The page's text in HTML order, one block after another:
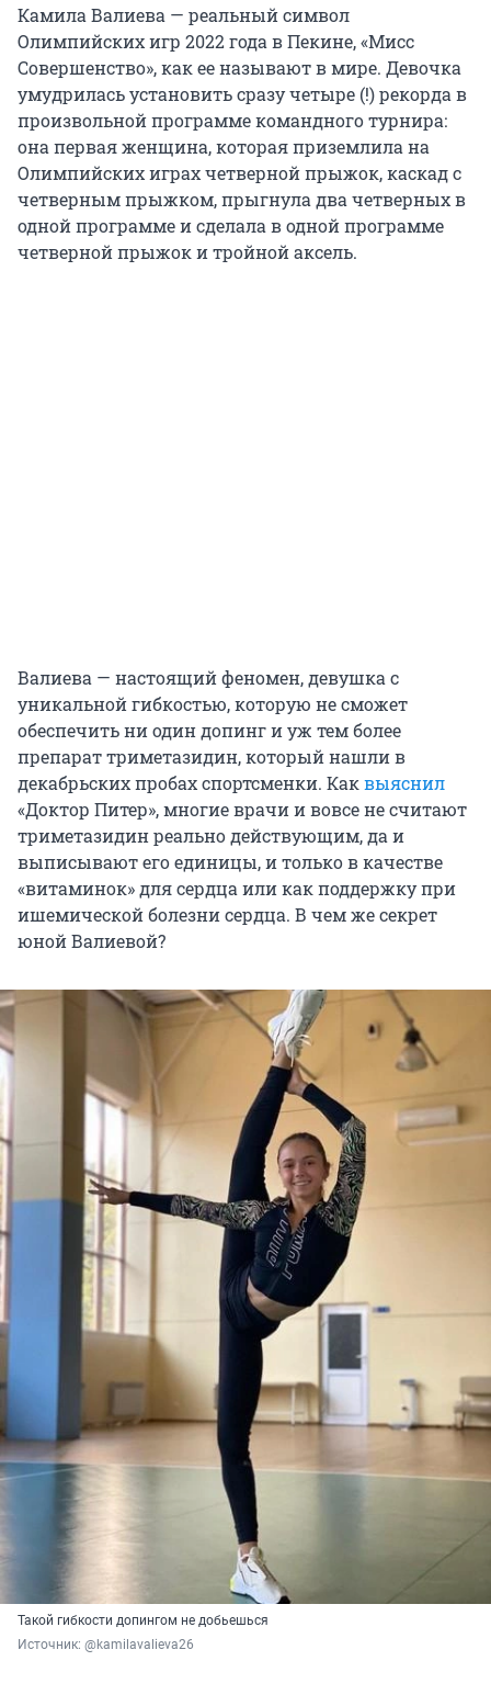
Камила Валиева — реальный символ
Олимпийских игр 2022 года в Пекине, «Мисс
Совершенство», как ее называют в мире. Девочка
умудрилась установить сразу четыре (!) рекорда в
произвольной программе командного турнира:
она первая женщина, которая приземлила на
Олимпийских играх четверной прыжок, каскад с
четверным прыжком, прыгнула два четверных в
одной программе и сделала в одной программе
четверной прыжок и тройной аксель.
Валиева — настоящий феномен, девушка с
уникальной гибкостью, которую не сможет
обеспечить ни один допинг и уж тем более
препарат триметазидин, который нашли в
декабрьских пробах спортсменки. Каквыяснил
«Доктор Питер», многие врачи и вовсе не считают
триметазидин реально действующим, да и
выписывают его единицы, и только в качестве
«витаминок» для сердца или как поддержку при
ишемической болезни сердца. В чем же секрет
юной Валиевой?
Такой гибкости допингом не добьешься
Источник: @kamilavalieva26